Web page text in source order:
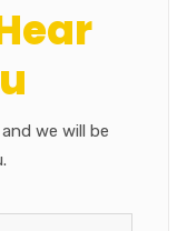
we will be